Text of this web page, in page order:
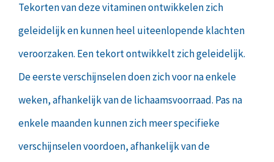
Tekorten van deze vitaminen ontwikkelen zich
geleidelijk en kunnen heel uiteenlopende klachten
veroorzaken. Een tekort ontwikkelt zich geleidelijk.
De eerste verschijnselen doen zich voor na enkele
weken, afhankelijk van de lichaamsvoorraad. Pas na
enkele maanden kunnen zich meer specifieke
verschijnselen voordoen, afhankelijk van de